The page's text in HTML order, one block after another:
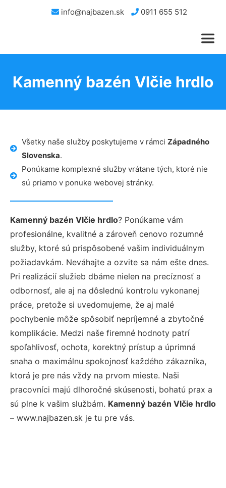
info@najbazen.sk 0911 655 512
Kamenný bazén Vlčie hrdlo
Všetky naše služby poskytujeme v rámci Západného
Slovenska.
Ponúkame komplexné služby vrátane tých, ktoré nie
sú priamo v ponuke webovej stránky.
Kamenný bazén Vlčie hrdlo? Ponúkame vám
profesionálne, kvalitné a zároveň cenovo rozumné
služby, ktoré sú prispôsobené vašim individuálnym
požiadavkám. Neváhajte a ozvite sa nám ešte dnes.
Pri realizácií služieb dbáme nielen na precíznosť a
odbornosť, ale aj na dôslednú kontrolu vykonanej
práce, pretože si uvedomujeme, že aj malé
pochybenie môže spôsobiť nepríjemné a zbytočné
komplikácie. Medzi naše firemné hodnoty patrí
spoľahlivosť, ochota, korektný prístup a úprimná
snaha o maximálnu spokojnosť každého zákazníka,
ktorá je pre nás vždy na prvom mieste. Naši
pracovníci majú dlhoročné skúsenosti, bohatú prax a
sú plne k vašim službám. Kamenný bazén Vlčie hrdlo
– www.najbazen.sk je tu pre vás.